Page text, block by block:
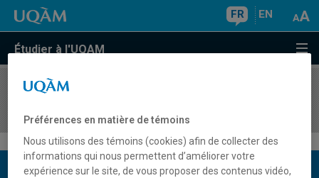
FR EN
Étudier à l'UQAM
COURS//
Description du cours
Préférences en matière de témoins
Nous utilisons des témoins (cookies) afin de collecter des
informations qui nous permettent d’améliorer votre
expérience sur le site, de vous proposer des contenus vidéo,